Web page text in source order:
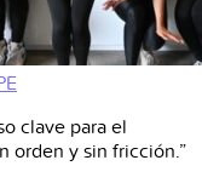
clave para el
orden y sin fricción.”